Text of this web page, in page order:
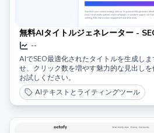
無料AIタイトルジェネレーター -
--
AIでSEO最適化されたタイトルを生成し
せ、クリック数を増やす魅力的な見出し
お試しください。
AIテキストとライティングツール